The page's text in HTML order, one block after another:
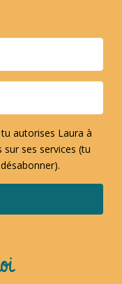
autorises Laura à
ses services (tu